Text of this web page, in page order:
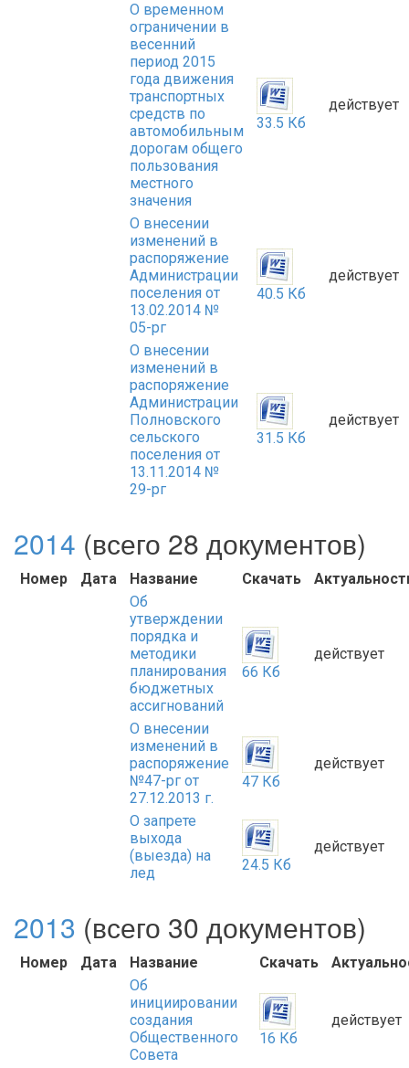
О временном
ограничении в
весенний
период 2015
года движения
транспортных
средств по
автомобильным
дорогам общего
пользования
местного
значения
33.5 Кб
действует
О внесении
изменений в
распоряжение
Администрации
поселения от
13.02.2014 №
05-рг
40.5 Кб
действует
О внесении
изменений в
распоряжение
Администрации
Полновского
сельского
поселения от
13.11.2014 №
29-рг
31.5 Кб
действует
2014 (всего 28 документов)
Номер Дата Название Скачать
Об
утверждении
порядка и
методики
планирования
бюджетных
ассигнований
66 Кб
действует
О внесении
изменений в
распоряжение
№47-рг от
27.12.2013 г.
47 Кб
действует
О запрете
выхода
(выезда) на
лед
24.5 Кб
действует
2013 (всего 30 документов)
Номер Дата Название Скачать
Об
инициировании
создания
Общественного
Совета
16 Кб
действует